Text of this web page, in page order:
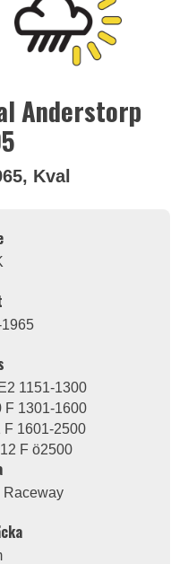
Anderstorp
Kval
1151-1300
F 1301-1600
F 1601-2500
F ö2500
Raceway